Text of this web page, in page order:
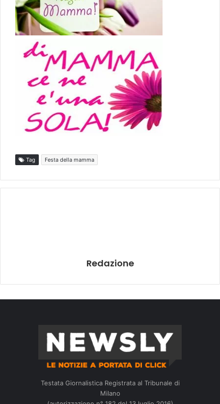
Tag Festa della mamma
Redazione
Testata Giornalistica Registrata al Tribunale di
Milano